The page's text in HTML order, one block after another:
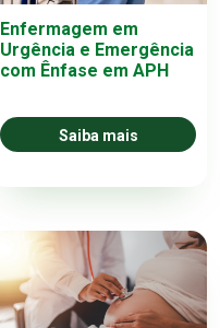
Enfermagem em
Urgência e Emergência
com Ênfase em APH
Saiba mais